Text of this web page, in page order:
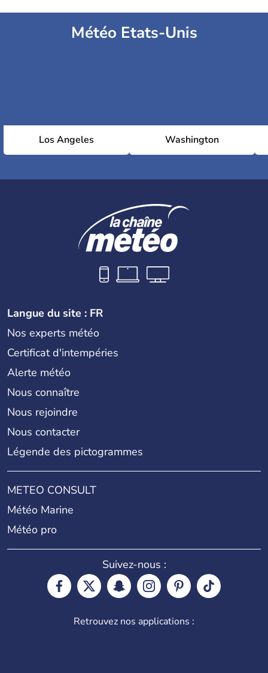
Météo Etats-Unis
Los Angeles Washington
Langue du site : FR
Nos experts météo
Certificat d'intempéries
Alerte météo
Nous connaître
Nous rejoindre
Nous contacter
Légende des pictogrammes
METEO CONSULT
Météo Marine
Météo pro
Suivez-nous :
Retrouvez nos applications :